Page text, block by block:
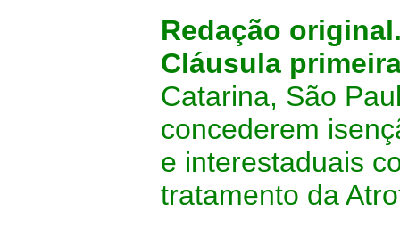
Redação
Cláusula
Catarina, São
concederem
e interestaduais
tratamento da